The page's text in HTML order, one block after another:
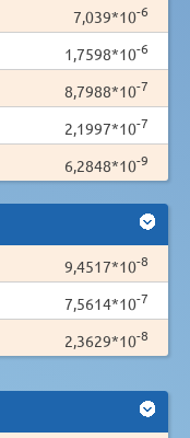
7,039*10-6
1,7598*10-6
8,7988*10-7
2,1997*10-7
6,2848*10-9
9,4517*10-8
7,5614*10-7
2,3629*10-8